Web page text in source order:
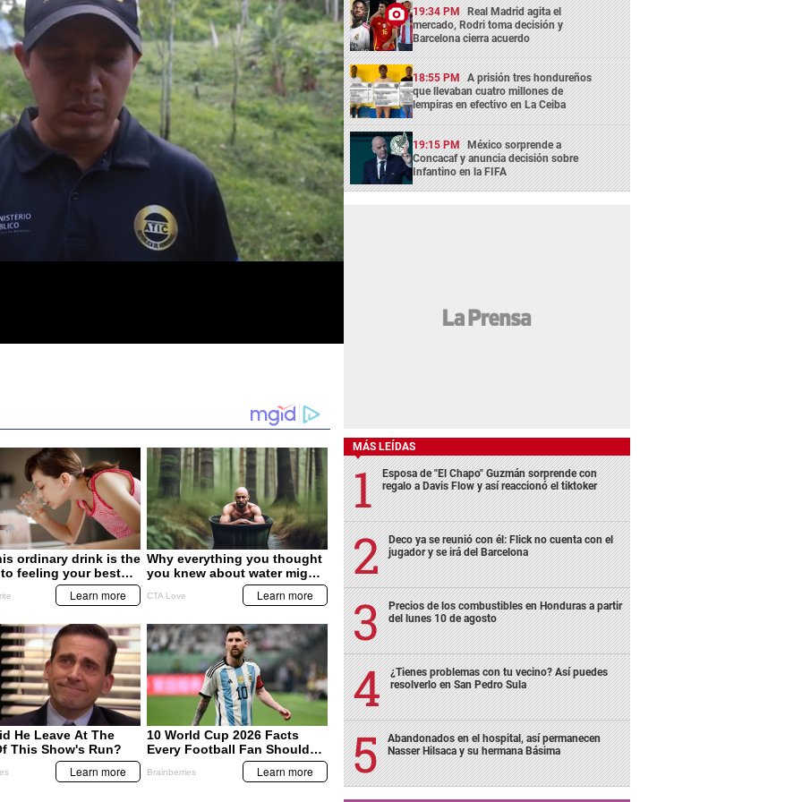
19:34 PM Real Madrid agita el
mercado, Rodri toma decisión y
Barcelona cierra acuerdo
18:55 PM A prisión tres hondureños
que llevaban cuatro millones de
lempiras en efectivo en La Ceiba
19:15 PM México sorprende a
Concacaf y anuncia decisión sobre
Infantino en la FIFA
MÁS LEÍDAS
Esposa de "El Chapo" Guzmán sorprende con
regalo a Davis Flow y así reaccionó el tiktoker
Deco ya se reunió con él: Flick no cuenta con el
jugador y se irá del Barcelona
Precios de los combustibles en Honduras a partir
del lunes 10 de agosto
¿Tienes problemas con tu vecino? Así puedes
resolverlo en San Pedro Sula
Abandonados en el hospital, así permanecen
Nasser Hilsaca y su hermana Básima